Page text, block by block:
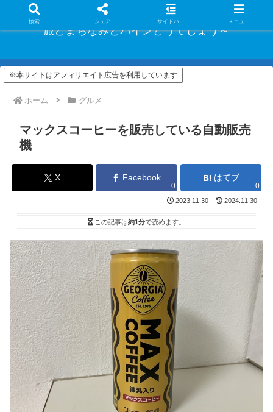
旅とまちなみとパインどうでしょう～
※本サイトはアフィリエイト広告を利用しています
ホーム グルメ
マックスコーヒーを販売している自動販売
機
X Facebook
0
はてブ
0
2023.11.30 2024.11.30
この記事は約1分で読めます。
検索 シェア サイドバー メニュー